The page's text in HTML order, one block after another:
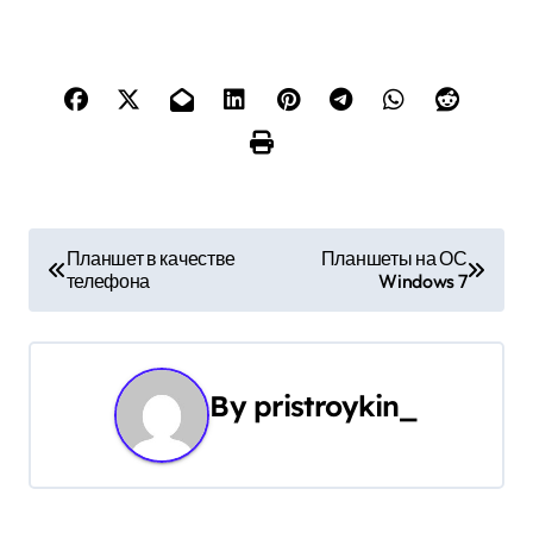
а
в
а
Планшет в качестве
телефона
Планшеты на ОС
Windows 7
By pristroykin_